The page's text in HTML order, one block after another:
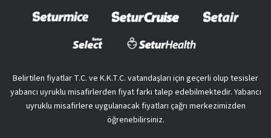
Belirtilen fiyatlar T.C. ve K.K.T.C. vatandaşları için geçerli olup tesisler
yabancı uyruklu misafirlerden fiyat farkı talep edebilmektedir. Yabancı
uyruklu misafirlere uygulanacak fiyatları çağrı merkezimizden
öğrenebilirsiniz.